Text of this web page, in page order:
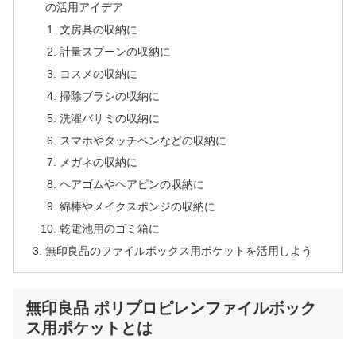
の活用アイデア
文房具の収納に
計量スプーンの収納に
コスメの収納に
掃除ブラシの収納に
洗濯バサミの収納に
スマホやタッチペンなどの収納に
メガネの収納に
ヘアゴムやヘアピンの収納に
綿棒やメイクスポンジの収納に
乾電池用のゴミ箱に
無印良品のファイルボックス用ポケットを活用しよう
無印良品 ポリプロピレンファイルボック
ス用ポケットとは